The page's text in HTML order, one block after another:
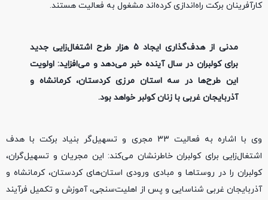
کارآفرینان برکت راه‌اندازی کرده‌اند مشغول به فعالیت هستند.
مدنی از هدف‌گذاری ایجاد 5 هزار طرح اشتغال‌زایی جدید
برای کولبران در سال آینده خبر می‌دهد و می‌افزاید: اولویت
این طرح‌ها در سه استان مرزی کردستان، کرمانشاه و
آذربایجان غربی با زنان کولبر خواهد بود.
وی با اشاره به فعالیت 33 مجری و تسهیل‌گر بنیاد برکت با هدف
اشتغال‌زایی برای کولبران خاطرنشان می‌کند: این مجریان و تسهیل‌گران،
کولبران را در روستاها و مبادی ورودی استان‌های کردستان، کرمانشاه و
آذربایجان غربی شناسایی و پس از اهلیت‌سنجی، آموزش و تکمیل فرآیند